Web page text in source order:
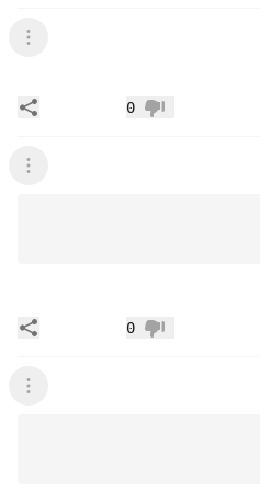
عرض
عدم إعجاب
0
عرض
عدم إعجاب
0
عرض